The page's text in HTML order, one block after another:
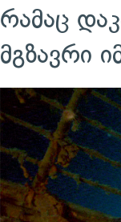
რამაც
მგზავრი